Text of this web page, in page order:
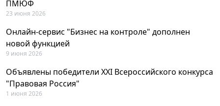
ПМЮФ
23 июня 2026
Онлайн-сервис "Бизнес на контроле" дополнен
новой функцией
9 июня 2026
Объявлены победители XXI Всероссийского конкурса
"Правовая Россия"
1 июня 2026